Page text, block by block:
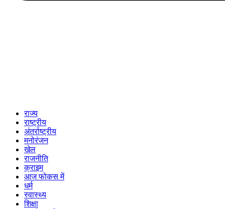
राज्य
राष्ट्रीय
अंतर्राष्ट्रीय
मनोरंजन
खेल
राजनीति
क्राइम
आज फोकस में
धर्म
स्वास्थ्य
शिक्षा